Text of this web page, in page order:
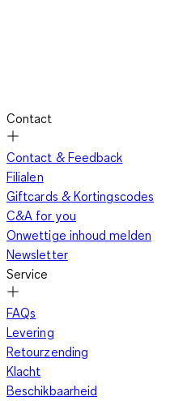
Contact
Contact & Feedback
Filialen
Giftcards & Kortingscodes
C&A for you
Onwettige inhoud melden
Newsletter
Service
FAQs
Levering
Retourzending
Klacht
Beschikbaarheid